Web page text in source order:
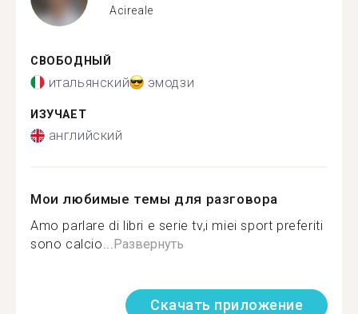
Acireale
СВОБОДНЫЙ
итальянский эмодзи
ИЗУЧАЕТ
английский
Мои любимые темы для разговора
Amo parlare di libri e serie tv,i miei sport preferiti
sono calcio...Развернуть
Скачать приложение